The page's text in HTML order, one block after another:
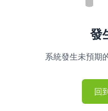
發
系統發生未預期
回